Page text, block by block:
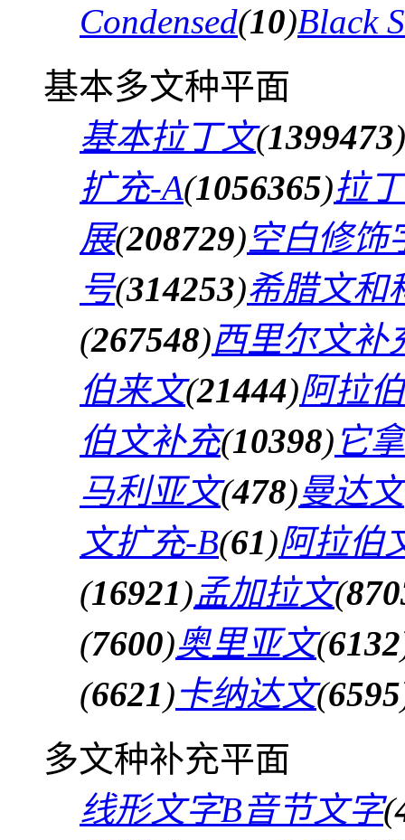
Condensed(10)Black
基本多文种平面
基本拉丁文(1399473)
扩充-A(1056365)拉
展(208729)空白修饰
号(314253)希腊文和
(267548)西里尔文补
伯来文(21444)阿拉
伯文补充(10398) 它
马利亚文(478)曼达文
文扩充-B(61)阿拉伯
(16921)孟加拉文(
(7600)奥里亚文(6132
(6621)卡纳达文(6595
多文种补充平面
线形文字B音节文字(